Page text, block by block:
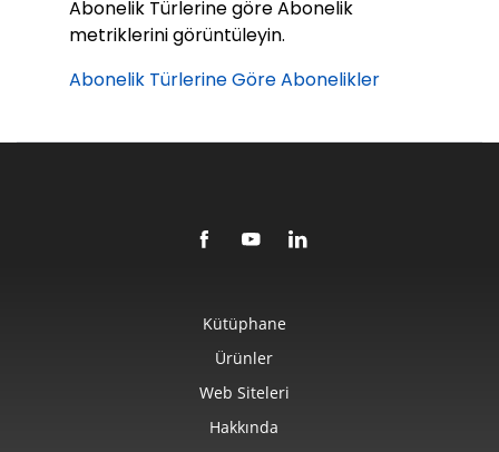
Abonelik Türlerine göre Abonelik
metriklerini görüntüleyin.
Abonelik Türlerine Göre Abonelikler
Kütüphane
Ürünler
Web Siteleri
Hakkında